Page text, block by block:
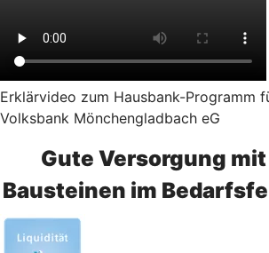
Erklärvideo zum Hausbank-Programm
Volksbank Mönchengladbach eG
Gute Versorgung
Bausteinen im